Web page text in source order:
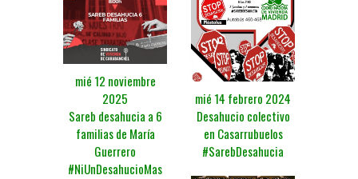
mié 12 noviembre
2025
Sareb desahucia a 6
familias de María
Guerrero
#NiUnDesahucioMas
mié 14 febrero 2024
Desahucio colectivo
en Casarrubuelos
#SarebDesahucia